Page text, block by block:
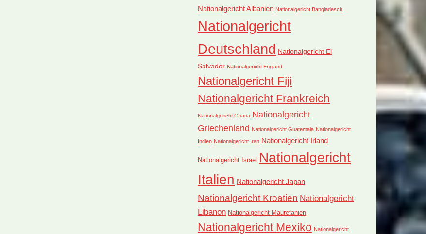
Nationalgericht Albanien Nationalgericht Bangladesch
Nationalgericht
Deutschland Nationalgericht El
Salvador Nationalgericht England
Nationalgericht Fiji
Nationalgericht Frankreich
Nationalgericht Ghana Nationalgericht
Griechenland Nationalgericht Guatemala Nationalgericht
Indien Nationalgericht Iran Nationalgericht Irland
Nationalgericht Israel Nationalgericht
Italien Nationalgericht Japan
Nationalgericht Kroatien Nationalgericht
Libanon Nationalgericht Mauretanien
Nationalgericht Mexiko Nationalgericht